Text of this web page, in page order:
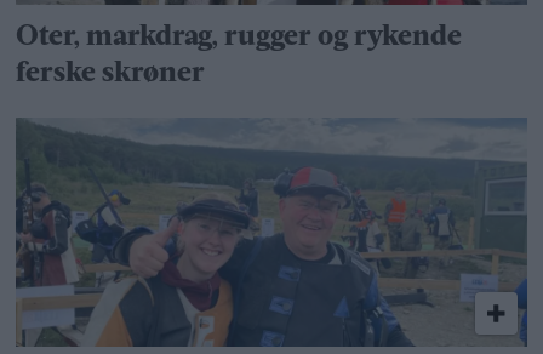
Oter, markdrag, rugger og rykende
ferske skrøner